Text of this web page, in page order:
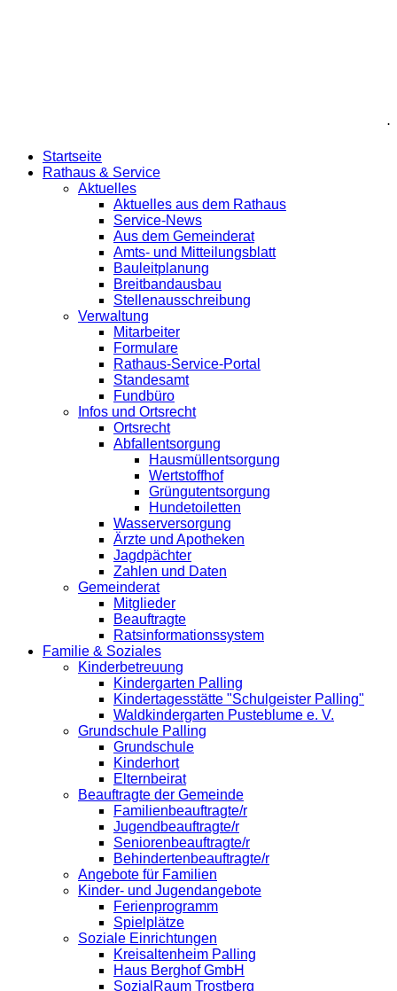
.
Startseite
Rathaus & Service
Aktuelles
Aktuelles aus dem Rathaus
Service-News
Aus dem Gemeinderat
Amts- und Mitteilungsblatt
Bauleitplanung
Breitbandausbau
Stellenausschreibung
Verwaltung
Mitarbeiter
Formulare
Rathaus-Service-Portal
Standesamt
Fundbüro
Infos und Ortsrecht
Ortsrecht
Abfallentsorgung
Hausmüllentsorgung
Wertstoffhof
Grüngutentsorgung
Hundetoiletten
Wasserversorgung
Ärzte und Apotheken
Jagdpächter
Zahlen und Daten
Gemeinderat
Mitglieder
Beauftragte
Ratsinformationssystem
Familie & Soziales
Kinderbetreuung
Kindergarten Palling
Kindertagesstätte "Schulgeister Palling"
Waldkindergarten Pusteblume e. V.
Grundschule Palling
Grundschule
Kinderhort
Elternbeirat
Beauftragte der Gemeinde
Familienbeauftragte/r
Jugendbeauftragte/r
Seniorenbeauftragte/r
Behindertenbeauftragte/r
Angebote für Familien
Kinder- und Jugendangebote
Ferienprogramm
Spielplätze
Soziale Einrichtungen
Kreisaltenheim Palling
Haus Berghof GmbH
SozialRaum Trostberg